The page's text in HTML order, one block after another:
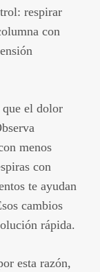
respirar
con
que el dolor
menos
con
te ayudan
cambios
rápida.
esta razón,